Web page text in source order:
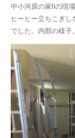
中小河原の家Ⅱの現
ヒーヒー立ちこぎし
でした。内部の様